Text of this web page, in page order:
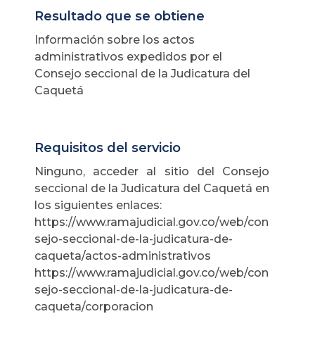
Resultado que se obtiene
Información sobre los actos
administrativos expedidos por el
Consejo seccional de la Judicatura del
Caquetá
Requisitos del servicio
Ninguno, acceder al sitio del Consejo
seccional de la Judicatura del Caquetá en
los siguientes enlaces:
https://www.ramajudicial.gov.co/web/con
sejo-seccional-de-la-judicatura-de-
caqueta/actos-administrativos
https://www.ramajudicial.gov.co/web/con
sejo-seccional-de-la-judicatura-de-
caqueta/corporacion